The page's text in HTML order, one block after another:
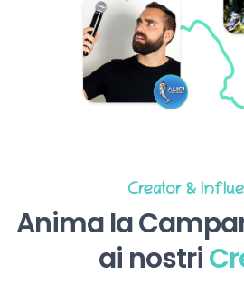
Creator &
Anima la
ai nostri